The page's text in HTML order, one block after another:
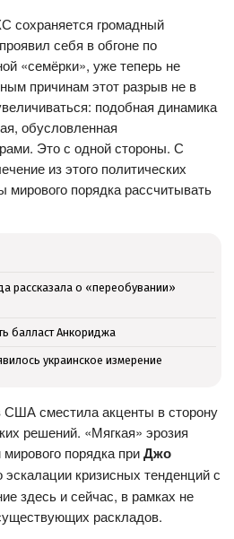
сохраняется громадный
себя в обгоне по
«семёрки», уже теперь не
причинам этот разрыв не в
подобная динамика
обусловленная
Это с одной стороны. С
из этого политических
порядка рассчитывать
рассказала о «переобувании»
балласт Анкориджа
украинское измерение
сместила акценты в сторону
решений. «Мягкая» эрозия
порядка приДжо
эскалации кризисных тенденций с
здесь и сейчас, в рамках не
раскладов.